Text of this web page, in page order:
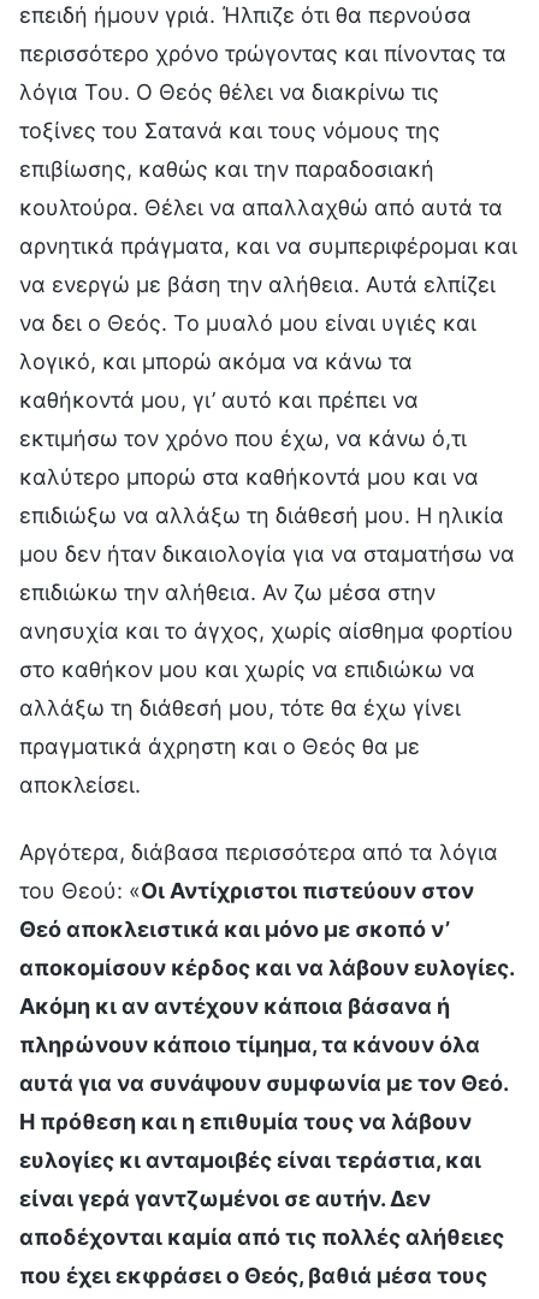
επειδή ήμουν γριά. Ήλπιζε ότι θα περνούσα
περισσότερο χρόνο τρώγοντας και πίνοντας τα
λόγια Του. Ο Θεός θέλει να διακρίνω τις
τοξίνες του Σατανά και τους νόμους της
επιβίωσης, καθώς και την παραδοσιακή
κουλτούρα. Θέλει να απαλλαχθώ από αυτά τα
αρνητικά πράγματα, και να συμπεριφέρομαι και
να ενεργώ με βάση την αλήθεια. Αυτά ελπίζει
να δει ο Θεός. Το μυαλό μου είναι υγιές και
λογικό, και μπορώ ακόμα να κάνω τα
καθήκοντά μου, γι’ αυτό και πρέπει να
εκτιμήσω τον χρόνο που έχω, να κάνω ό,τι
καλύτερο μπορώ στα καθήκοντά μου και να
επιδιώξω να αλλάξω τη διάθεσή μου. Η ηλικία
μου δεν ήταν δικαιολογία για να σταματήσω να
επιδιώκω την αλήθεια. Αν ζω μέσα στην
ανησυχία και το άγχος, χωρίς αίσθημα φορτίου
στο καθήκον μου και χωρίς να επιδιώκω να
αλλάξω τη διάθεσή μου, τότε θα έχω γίνει
πραγματικά άχρηστη και ο Θεός θα με
αποκλείσει.
Αργότερα, διάβασα περισσότερα από τα λόγια
του Θεού: «Οι Αντίχριστοι πιστεύουν στον
Θεό αποκλειστικά και μόνο με σκοπό ν’
αποκομίσουν κέρδος και να λάβουν ευλογίες.
Ακόμη κι αν αντέχουν κάποια βάσανα ή
πληρώνουν κάποιο τίμημα, τα κάνουν όλα
αυτά για να συνάψουν συμφωνία με τον Θεό.
Η πρόθεση και η επιθυμία τους να λάβουν
ευλογίες κι ανταμοιβές είναι τεράστια, και
είναι γερά γαντζωμένοι σε αυτήν. Δεν
αποδέχονται καμία από τις πολλές αλήθειες
που έχει εκφράσει ο Θεός, βαθιά μέσα τους